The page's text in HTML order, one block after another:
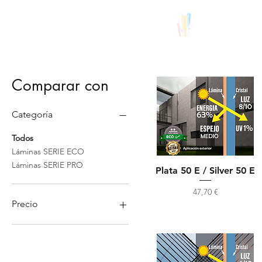
Comparar con
Categoría
Todos
Láminas SERIE ECO
Láminas SERIE PRO
Precio
Plata 50 E / Silver 50 E
Precio
47,70 €